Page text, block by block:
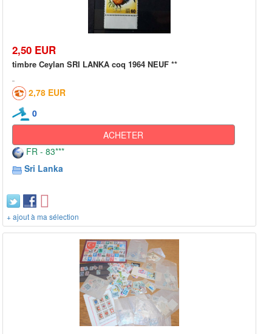
2,50 EUR
timbre Ceylan SRI LANKA coq 1964 NEUF **
2,78 EUR
0
ACHETER
FR - 83***
Sri Lanka
+ ajout à ma sélection